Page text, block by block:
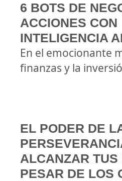
6 BOTS DE
ACCIONES CON
INTELIGENCIA
En el emocionante
finanzas y la
EL PODER DE
ALCANZAR TUS
PESAR DE LOS